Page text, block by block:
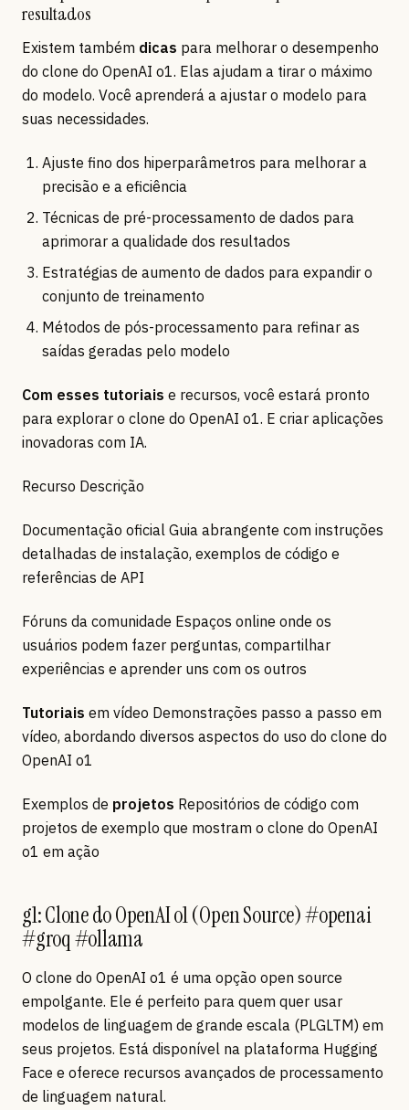
resultados
Existem também dicas para melhorar o desempenho
do clone do OpenAI o1. Elas ajudam a tirar o máximo
do modelo. Você aprenderá a ajustar o modelo para
suas necessidades.
Ajuste fino dos hiperparâmetros para melhorar a
precisão e a eficiência
Técnicas de pré-processamento de dados para
aprimorar a qualidade dos resultados
Estratégias de aumento de dados para expandir o
conjunto de treinamento
Métodos de pós-processamento para refinar as
saídas geradas pelo modelo
Com esses tutoriais e recursos, você estará pronto
para explorar o clone do OpenAI o1. E criar aplicações
inovadoras com IA.
Recurso Descrição
Documentação oficial Guia abrangente com instruções
detalhadas de instalação, exemplos de código e
referências de API
Fóruns da comunidade Espaços online onde os
usuários podem fazer perguntas, compartilhar
experiências e aprender uns com os outros
Tutoriais em vídeo Demonstrações passo a passo em
vídeo, abordando diversos aspectos do uso do clone do
OpenAI o1
Exemplos de projetos Repositórios de código com
projetos de exemplo que mostram o clone do OpenAI
o1 em ação
g1: Clone do OpenAI o1 (Open Source) #openai
#groq #ollama
O clone do OpenAI o1 é uma opção open source
empolgante. Ele é perfeito para quem quer usar
modelos de linguagem de grande escala (PLGLTM) em
seus projetos. Está disponível na plataforma Hugging
Face e oferece recursos avançados de processamento
de linguagem natural.